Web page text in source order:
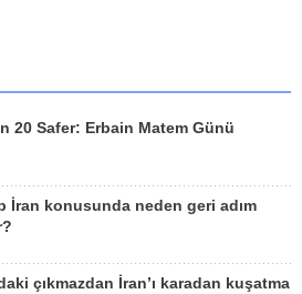
20 Safer: Erbain Matem Günü
İran konusunda neden geri adım
çıkmazdan İran’ı karadan kuşatma